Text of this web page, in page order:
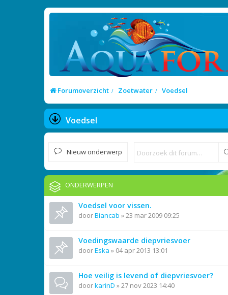
Forumoverzicht Zoetwater Voedsel
Voedsel
Nieuw onderwerp
ONDERWERPEN
Voedsel voor vissen.
doorBiancab »23 mar 2009 09:25
Voedingswaarde diepvriesvoer
doorEska » 04 apr 2013 13:01
Hoe veilig is levend of diepvriesvoer?
doorkarinD »27 nov 2023 14:40